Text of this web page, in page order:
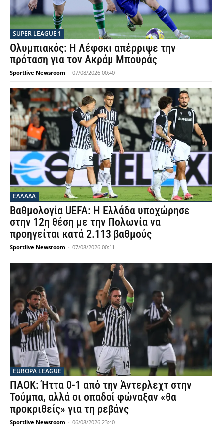
SUPER LEAGUE 1
Ολυμπιακός: Η Λέφσκι απέρριψε την
πρόταση για τον Ακράμ Μπουράς
Sportlive Newsroom - 07/08/2026 00:40
ΕΛΛΑΔΑ
Βαθμολογία UEFA: Η Ελλάδα υποχώρησε
στην 12η θέση με την Πολωνία να
προηγείται κατά 2.113 βαθμούς
Sportlive Newsroom - 07/08/2026 00:11
EUROPA LEAGUE
ΠΑΟΚ: Ήττα 0-1 από την Άντερλεχτ στην
Τούμπα, αλλά οι οπαδοί φώναξαν «θα
προκριθείς» για τη ρεβάνς
Sportlive Newsroom - 06/08/2026 23:40